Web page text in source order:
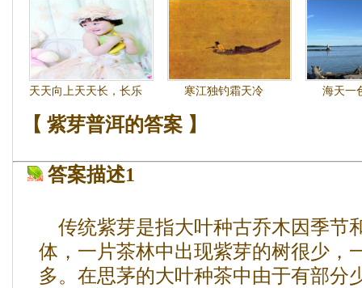
天天向上天天长，长乐
未央。
寒江独钓霜天冷 海天一
【 紫芽普洱的答案 】
答案描述1
传统紫芽是指大叶种古乔木因季节
体，一片茶林中出现紫芽的树很少，
多。在思茅的大叶种茶中由于有部分